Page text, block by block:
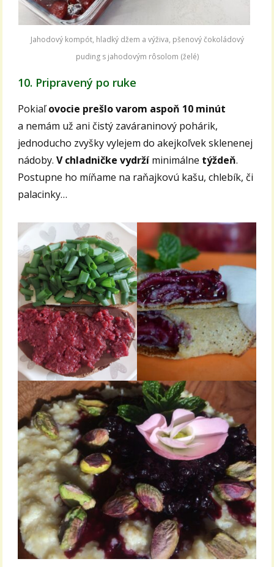
Jahodový kompót, hladký džem a výživa, pšenový čokoládový
puding s jahodovým rôsolom (želé)
10. Pripravený po ruke
Pokiaľovocie prešlo varom aspoň 10 minút
a nemám už ani čistý zaváraninový pohárik,
jednoducho zvyšky vylejem do akejkoľvek sklenenej
nádoby.V chladničke vydrží minimálne týždeň.
Postupne ho míňame na raňajkovú kašu, chlebík, či
palacinky…